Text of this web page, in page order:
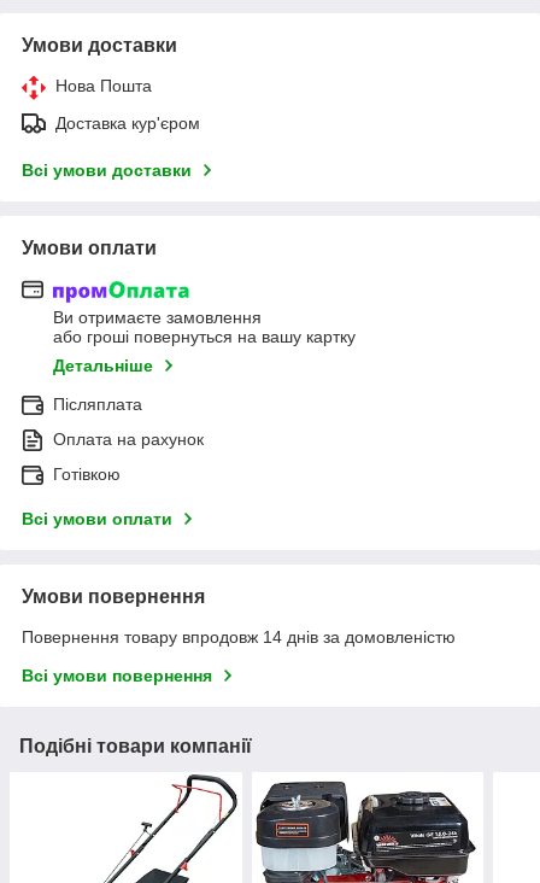
Умови доставки
Нова Пошта
Доставка кур'єром
Всі умови доставки
Умови оплати
Ви отримаєте замовлення
або гроші повернуться на вашу картку
Детальніше
Післяплата
Оплата на рахунок
Готівкою
Всі умови оплати
Умови повернення
Повернення товару впродовж 14 днів за домовленістю
Всі умови повернення
Подібні товари компанії